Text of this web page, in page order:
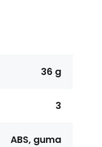
36 g
3
ABS, guma